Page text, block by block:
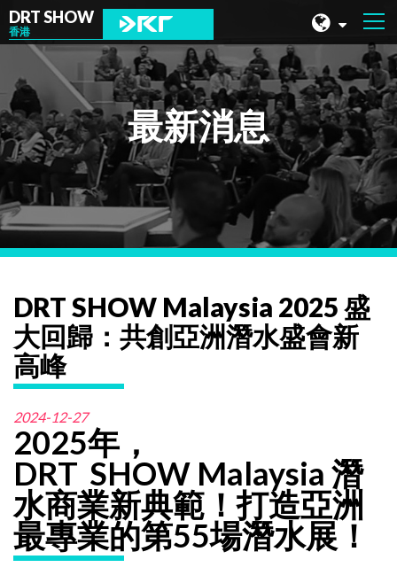
DRT SHOW
香港
馬來西亞
上海
台灣
印尼
北京
菲律賓
香港
最新消息
DRT SHOW Malaysia 2025 盛
大回歸：共創亞洲潛水盛會新
高峰
2024-12-27
2025年，
DRT SHOW Malaysia 潛
水商業新典範！打造亞洲
最專業的第55場潛水展！